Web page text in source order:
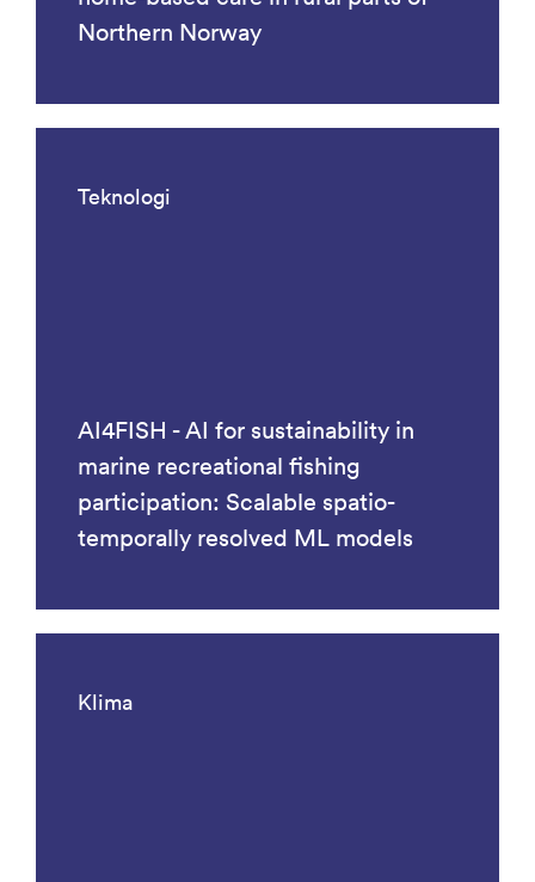
Northern Norway
Teknologi
AI4FISH - AI for sustainability in
marine recreational fishing
participation: Scalable spatio-
temporally resolved ML models
Klima